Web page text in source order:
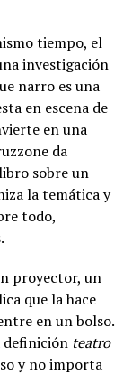
tiempo, el
investigación
narro es una
en escena de
en una
da
sobre un
la temática y
todo,
proyector, un
que la hace
en un bolso.
definición teatro
y no importa